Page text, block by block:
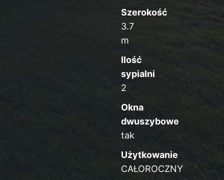
Szerokość
3.7
m
Ilość
sypialni
2
Okna
dwuszybowe
tak
Użytkowanie
CAŁOROCZNY